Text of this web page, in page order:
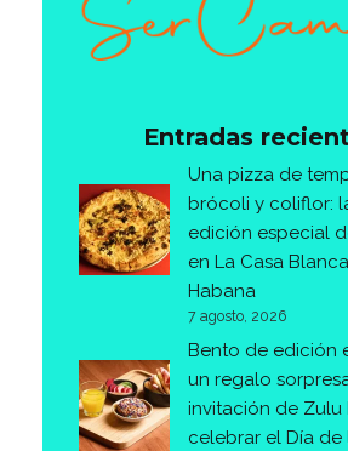
Entradas
Una pizza de
brócoli y coliflor:
edición especial
en La Casa
Habana
7 agosto, 2026
Bento de edición
un regalo
invitación de Zulu
celebrar el Día de